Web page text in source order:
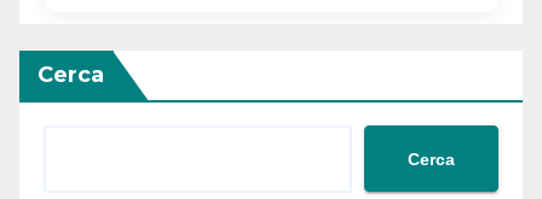
Cerca
Cerca